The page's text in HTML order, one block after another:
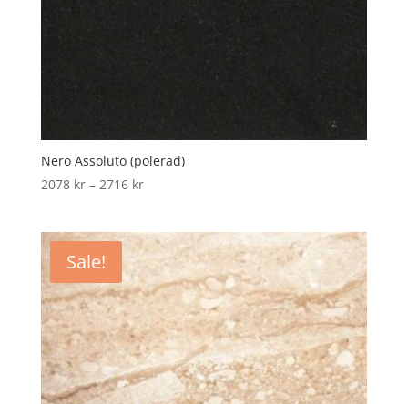
Nero Assoluto (polerad)
2078 kr – 2716 krPrice
through
2716 kr
Sale!